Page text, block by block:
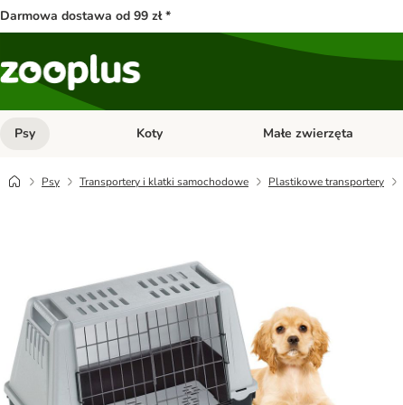
Darmowa dostawa od 99 zł *
Psy Otwórz menu kategorii: Psy
Koty Otwórz menu kategorii: Koty
Małe zwierzęta
Psy Transportery i klatki samochodowe Plastikowe transportery